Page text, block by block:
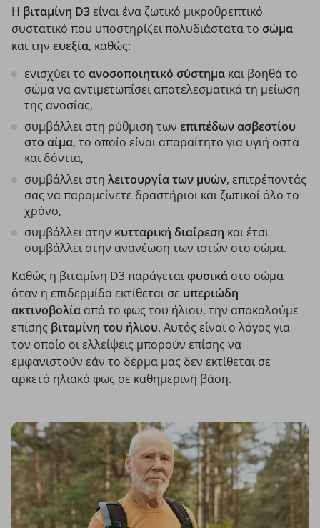
Η βιταμίνη D3είναι ένα ζωτικό μικροθρεπτικό
συστατικό που υποστηρίζει πολυδιάστατα το σώμα
και την ευεξία, καθώς:
ενισχύει το ανοσοποιητικό σύστημα και βοηθά το
σώμα να αντιμετωπίσει αποτελεσματικά τη μείωση
της ανοσίας,
συμβάλλει στη ρύθμιση των επιπέδωνασβεστίου
στο αίμα, το οποίο είναι απαραίτητο για υγιή οστά
και δόντια,
συμβάλλει στη λειτουργία των μυών, επιτρέποντάς
σας να παραμείνετε δραστήριοι και ζωτικοί όλο το
χρόνο,
συμβάλλει στην κυτταρική διαίρεση και έτσι
συμβάλλει στην ανανέωση των ιστών στο σώμα.
Καθώς η βιταμίνη D3 παράγεταιφυσικά στο σώμα
όταν η επιδερμίδα εκτίθεται σε υπεριώδη
ακτινοβολία από το φως του ήλιου, την αποκαλούμε
επίσης βιταμίνη του ήλιου. Αυτός είναι ο λόγος για
τον οποίο οι ελλείψεις μπορούν επίσης να
εμφανιστούν εάν το δέρμα μας δεν εκτίθεται σε
αρκετό ηλιακό φως σε καθημερινή βάση.